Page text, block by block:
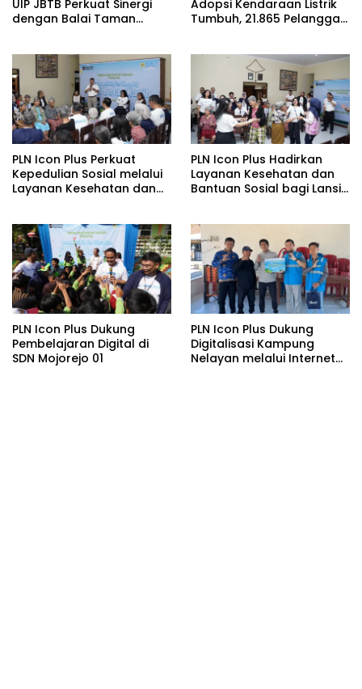
UIP JBTB Perkuat Sinergi
dengan Balai Taman
SUTET 500 kV Paiton–
Watudodol/Kalipuro
Adopsi Kendaraan Listrik
Tumbuh, 21.865 Pelanggan
pada Semester I 2026
PLN Icon Plus Perkuat
Kepedulian Sosial melalui
Layanan Kesehatan dan
PLN Icon Plus Hadirkan
Layanan Kesehatan dan
Bantuan Sosial bagi Lansia
PLN Icon Plus Dukung
Pembelajaran Digital di
SDN Mojorejo 01
PLN Icon Plus Dukung
Digitalisasi Kampung
Nelayan melalui Internet